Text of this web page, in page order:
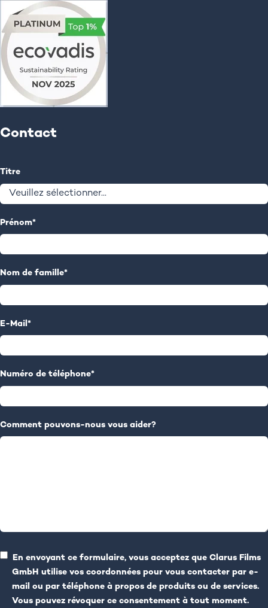
Contact
Titre
Prénom*
Nom de famille*
E-Mail *
Numéro de téléphone*
Comment pouvons-nous vous aider?
En envoyant ce formulaire, vous acceptez que Clarus Films
GmbH utilise vos coordonnées pour vous contacter par e-
mail ou par téléphone à propos de produits ou de services.
Vous pouvez révoquer ce consentement à tout moment.